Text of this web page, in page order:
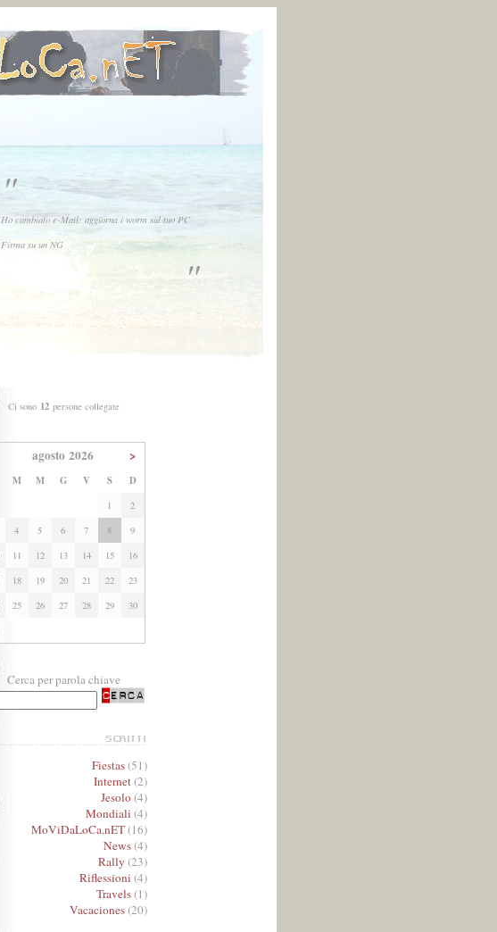
"
Ho cambiato e-Mail: aggiorna i worm sul tuo PC
Firma su un NG
"
Ci sono 12 persone collegate
agosto 2026 >
M M G V S D
1
2
4 5 6 7 8
9
11 12 13 14 15
16
18 19 20 21 22
23
25 26 27 28 29
30
Cerca per parola chiave
Fiestas(51)
Internet(2)
Jesolo(4)
Mondiali (4)
MoViDaLoCa.nET(16)
News(4)
Rally (23)
Riflessioni (4)
Travels(1)
Vacaciones(20)